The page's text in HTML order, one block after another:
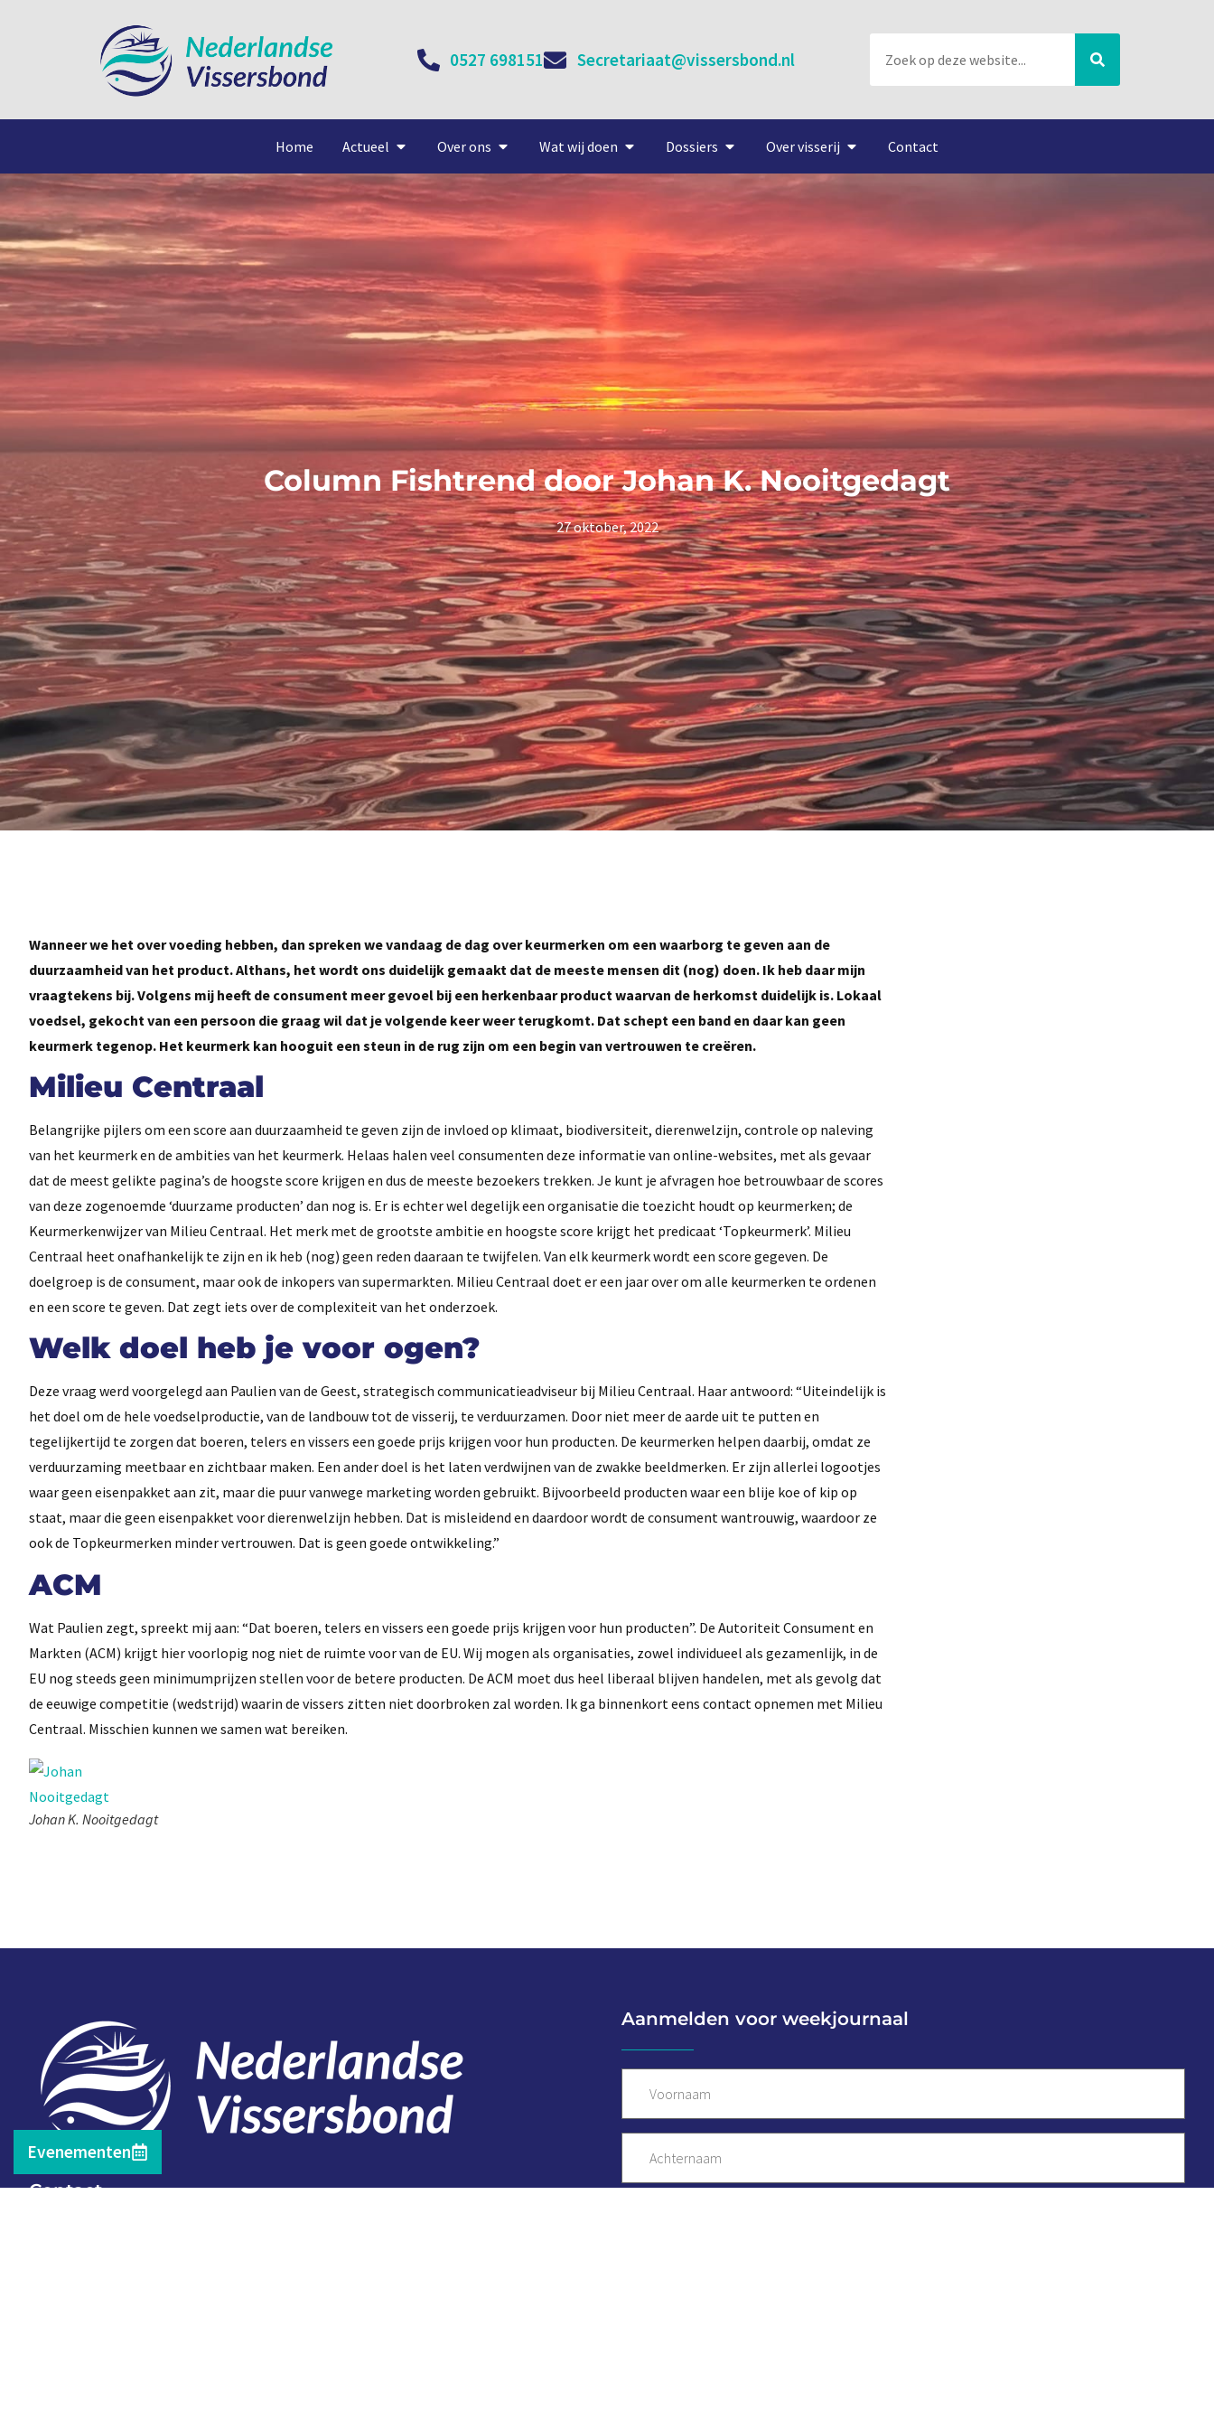
0527 698151 Secretariaat@vissersbond.nl
Home Actueel Over ons Wat wij doen Dossiers Over visserij Contact
Column Fishtrend door Johan K. Nooitgedagt
27 oktober, 2022
Wanneer we het over voeding hebben, dan spreken we vandaag de dag over keurmerken om een waarborg te geven aan de
duurzaamheid van het product. Althans, het wordt ons duidelijk gemaakt dat de meeste mensen dit (nog) doen. Ik heb daar mijn
vraagtekens bij. Volgens mij heeft de consument meer gevoel bij een herkenbaar product waarvan de herkomst duidelijk is. Lokaal
voedsel, gekocht van een persoon die graag wil dat je volgende keer weer terugkomt. Dat schept een band en daar kan geen
keurmerk tegenop. Het keurmerk kan hooguit een steun in de rug zijn om een begin van vertrouwen te creëren.
Milieu Centraal
Belangrijke pijlers om een score aan duurzaamheid te geven zijn de invloed op klimaat, biodiversiteit, dierenwelzijn, controle op naleving
van het keurmerk en de ambities van het keurmerk. Helaas halen veel consumenten deze informatie van online-websites, met als gevaar
dat de meest gelikte pagina’s de hoogste score krijgen en dus de meeste bezoekers trekken. Je kunt je afvragen hoe betrouwbaar de scores
van deze zogenoemde ‘duurzame producten’ dan nog is. Er is echter wel degelijk een organisatie die toezicht houdt op keurmerken; de
Keurmerkenwijzer van Milieu Centraal. Het merk met de grootste ambitie en hoogste score krijgt het predicaat ‘Topkeurmerk’. Milieu
Centraal heet onafhankelijk te zijn en ik heb (nog) geen reden daaraan te twijfelen. Van elk keurmerk wordt een score gegeven. De
doelgroep is de consument, maar ook de inkopers van supermarkten. Milieu Centraal doet er een jaar over om alle keurmerken te ordenen
en een score te geven. Dat zegt iets over de complexiteit van het onderzoek.
Welk doel heb je voor ogen?
Deze vraag werd voorgelegd aan Paulien van de Geest, strategisch communicatieadviseur bij Milieu Centraal. Haar antwoord: “Uiteindelijk is
het doel om de hele voedselproductie, van de landbouw tot de visserij, te verduurzamen. Door niet meer de aarde uit te putten en
tegelijkertijd te zorgen dat boeren, telers en vissers een goede prijs krijgen voor hun producten. De keurmerken helpen daarbij, omdat ze
verduurzaming meetbaar en zichtbaar maken. Een ander doel is het laten verdwijnen van de zwakke beeldmerken. Er zijn allerlei logootjes
waar geen eisenpakket aan zit, maar die puur vanwege marketing worden gebruikt. Bijvoorbeeld producten waar een blije koe of kip op
staat, maar die geen eisenpakket voor dierenwelzijn hebben. Dat is misleidend en daardoor wordt de consument wantrouwig, waardoor ze
ook de Topkeurmerken minder vertrouwen. Dat is geen goede ontwikkeling.”
ACM
Wat Paulien zegt, spreekt mij aan: “Dat boeren, telers en vissers een goede prijs krijgen voor hun producten”. De Autoriteit Consument en
Markten (ACM) krijgt hier voorlopig nog niet de ruimte voor van de EU. Wij mogen als organisaties, zowel individueel als gezamenlijk, in de
EU nog steeds geen minimumprijzen stellen voor de betere producten. De ACM moet dus heel liberaal blijven handelen, met als gevolg dat
de eeuwige competitie (wedstrijd) waarin de vissers zitten niet doorbroken zal worden. Ik ga binnenkort eens contact opnemen met Milieu
Centraal. Misschien kunnen we samen wat bereiken.
Johan K. Nooitgedagt
Contact
Evenementen
Aanmelden voor weekjournaal